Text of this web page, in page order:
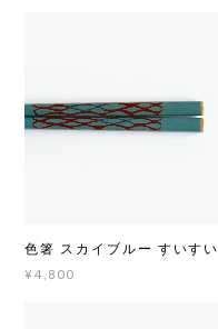
色箸 スカイブルー すいすい
¥4,800